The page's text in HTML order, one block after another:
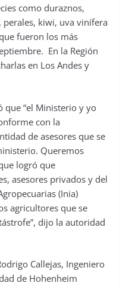
como duraznos,
perales, kiwi, uva vinífera
fueron los más
En la Región
en Los Andes y
que “el Ministerio y yo
con la
de asesores que se
Queremos
logró que
asesores privados y del
(Inia)
agricultores que se
dijo la autoridad
Callejas, Ingeniero
de Hohenheim